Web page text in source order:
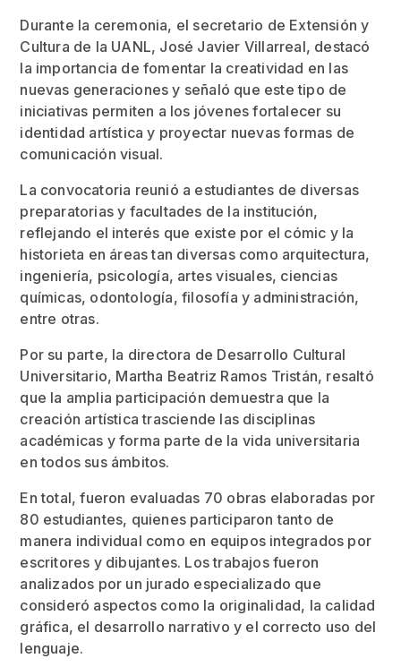
Durante la ceremonia, el secretario de Extensión y
Cultura de la UANL, José Javier Villarreal, destacó
la importancia de fomentar la creatividad en las
nuevas generaciones y señaló que este tipo de
iniciativas permiten a los jóvenes fortalecer su
identidad artística y proyectar nuevas formas de
comunicación visual.
La convocatoria reunió a estudiantes de diversas
preparatorias y facultades de la institución,
reflejando el interés que existe por el cómic y la
historieta en áreas tan diversas como arquitectura,
ingeniería, psicología, artes visuales, ciencias
químicas, odontología, filosofía y administración,
entre otras.
Por su parte, la directora de Desarrollo Cultural
Universitario, Martha Beatriz Ramos Tristán, resaltó
que la amplia participación demuestra que la
creación artística trasciende las disciplinas
académicas y forma parte de la vida universitaria
en todos sus ámbitos.
En total, fueron evaluadas 70 obras elaboradas por
80 estudiantes, quienes participaron tanto de
manera individual como en equipos integrados por
escritores y dibujantes. Los trabajos fueron
analizados por un jurado especializado que
consideró aspectos como la originalidad, la calidad
gráfica, el desarrollo narrativo y el correcto uso del
lenguaje.